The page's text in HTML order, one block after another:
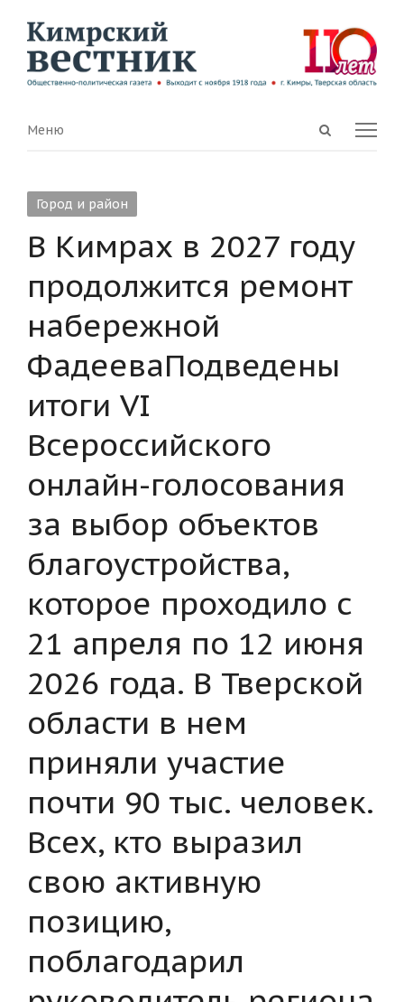
Open
Menu
Меню
Город и район
В Кимрах в 2027 году
продолжится ремонт
набережной
ФадееваПодведены
итоги VI
Всероссийского
онлайн-голосования
за выбор объектов
благоустройства,
которое проходило с
21 апреля по 12 июня
2026 года. В Тверской
области в нем
приняли участие
почти 90 тыс. человек.
Всех, кто выразил
свою активную
позицию,
поблагодарил